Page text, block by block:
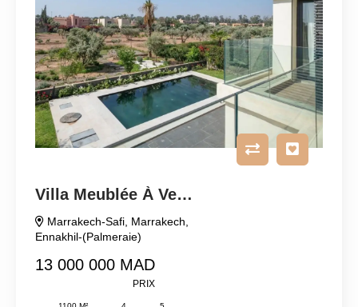
Villa Meublée À Vendre
Marrakech-Safi Marrakech
Ennakhil-(Palmeraie)
13 000 000 MAD
PRIX